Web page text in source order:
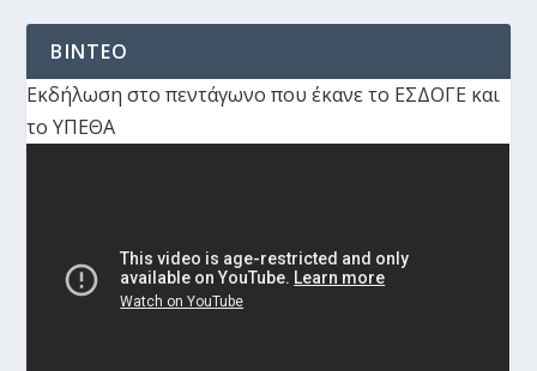
ΒΙΝΤΕΟ
Εκδήλωση στο πεντάγωνο που έκανε το ΕΣΔΟΓΕ και
το ΥΠΕΘΑ